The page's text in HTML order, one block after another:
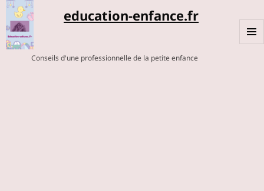
education-enfance.fr
Conseils d'une professionnelle de la petite enfance